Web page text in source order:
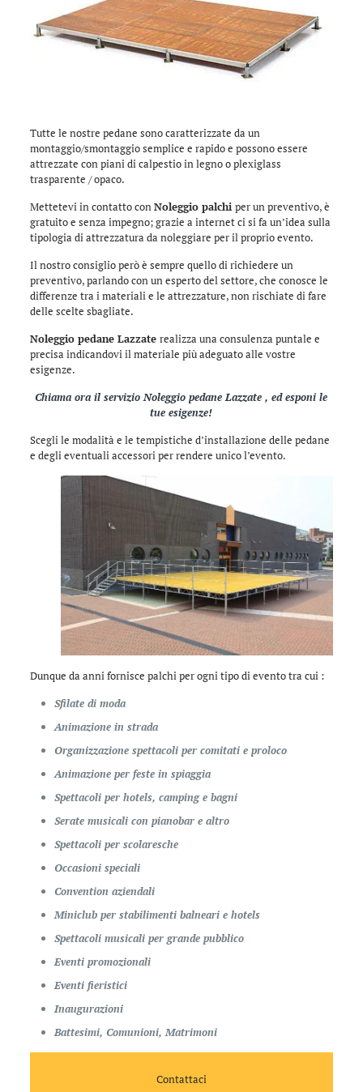
Tutte le nostre pedane sono caratterizzate da un
montaggio/smontaggio semplice e rapido e possono essere
attrezzate con piani di calpestio in legno o plexiglass
trasparente / opaco.
Mettetevi in contatto conNoleggio palchi per un preventivo, è
gratuito e senza impegno; grazie a internet ci si fa un’idea sulla
tipologia di attrezzatura da noleggiare per il proprio evento.
Il nostro consiglio però è sempre quello di richiedere un
preventivo, parlando con un esperto del settore, che conosce le
differenze tra i materiali e le attrezzature, non rischiate di fare
delle scelte sbagliate.
Noleggio pedane Lazzate realizza una consulenza puntale e
precisa indicandovi il materiale più adeguato alle vostre
esigenze.
Chiama ora il servizio Noleggio pedane Lazzate , ed esponi le
tue esigenze!
Scegli le modalità e le tempistiche d’installazione delle pedane
e degli eventuali accessori per rendere unico l’evento.
Dunque da anni fornisce palchi per ogni tipo di evento tra cui :
Sfilate di moda
Animazione in strada
Organizzazione spettacoli per comitati e proloco
Animazione per feste in spiaggia
Spettacoli per hotels, camping e bagni
Serate musicali con pianobar e altro
Spettacoli per scolaresche
Occasioni speciali
Convention aziendali
Miniclub per stabilimenti balneari e hotels
Spettacoli musicali per grande pubblico
Eventi promozionali
Eventi fieristici
Inaugurazioni
Battesimi, Comunioni, Matrimoni
Contattaci